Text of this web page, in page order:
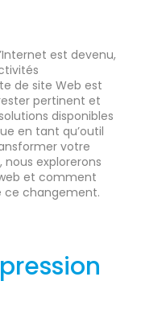
est devenu,
de site Web est
pertinent et
disponibles
en tant qu’outil
votre
explorerons
et comment
ce changement.